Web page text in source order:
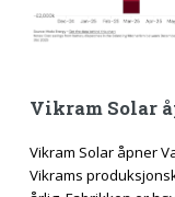
Vikram Solar
Vikram Solar åpner
Vikrams